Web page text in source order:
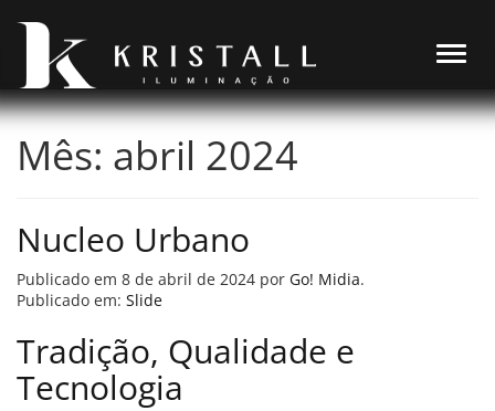
Mês: abril 2024
Nucleo Urbano
Publicado em 8 de abril de 2024 por Go! Midia.
Publicado em: Slide
Tradição, Qualidade e
Tecnologia